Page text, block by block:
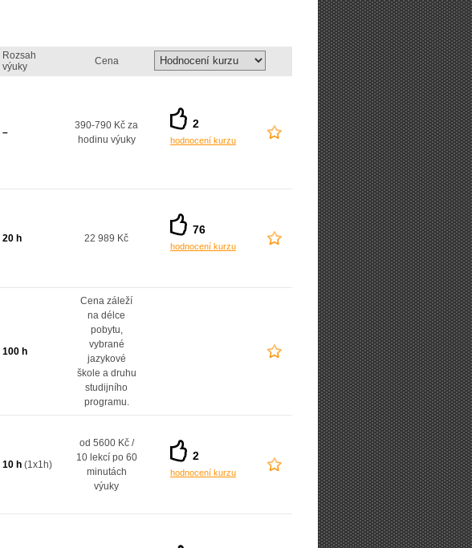
Rozsah
výuky
Cena
–
390-790 Kč za
hodinu výuky
2
hodnocení kurzu
20 h 22 989 Kč
76
hodnocení kurzu
100 h
Cena záleží
na délce
pobytu,
vybrané
jazykové
škole a druhu
studijního
programu.
10 h (1x1h)
od 5600 Kč /
10 lekcí po 60
minutách
výuky
2
hodnocení kurzu